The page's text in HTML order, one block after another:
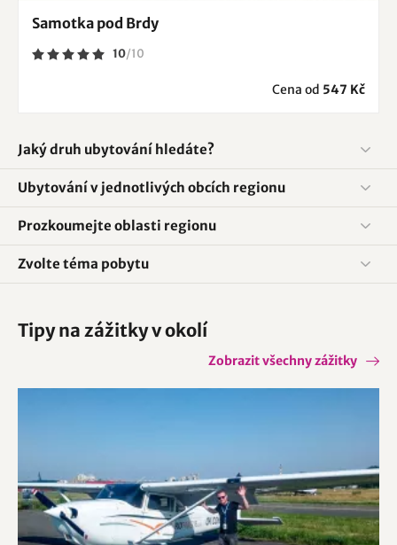
Samotka pod Brdy
10/10
Cena od 547 Kč
Jaký druh ubytování hledáte?
Ubytování v jednotlivých obcích regionu
Prozkoumejte oblasti regionu
Zvolte téma pobytu
Tipy na zážitky v okolí
Zobrazit všechny zážitky